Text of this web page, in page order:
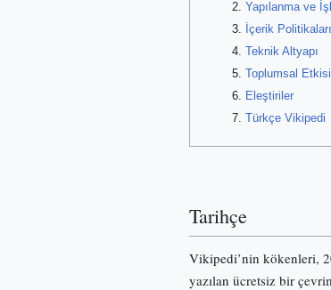
Yapılanma ve
İçerik Politikaları
Teknik Altyapı
Toplumsal Etkisi
Eleştiriler
Türkçe Vikipedi
Tarihçe
Vikipedi’nin kökenleri,
yazılan ücretsiz bir